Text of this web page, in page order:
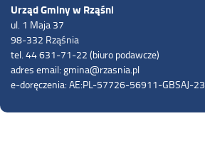
Urząd Gminy w Rząśni
ul. 1 Maja 37
98-332 Rząśnia
tel. 44 631-71-22 (biuro podawcze)
adres email: gmina@rzasnia.pl
e-doręczenia: AE:PL-57726-56911-GBSAJ-23